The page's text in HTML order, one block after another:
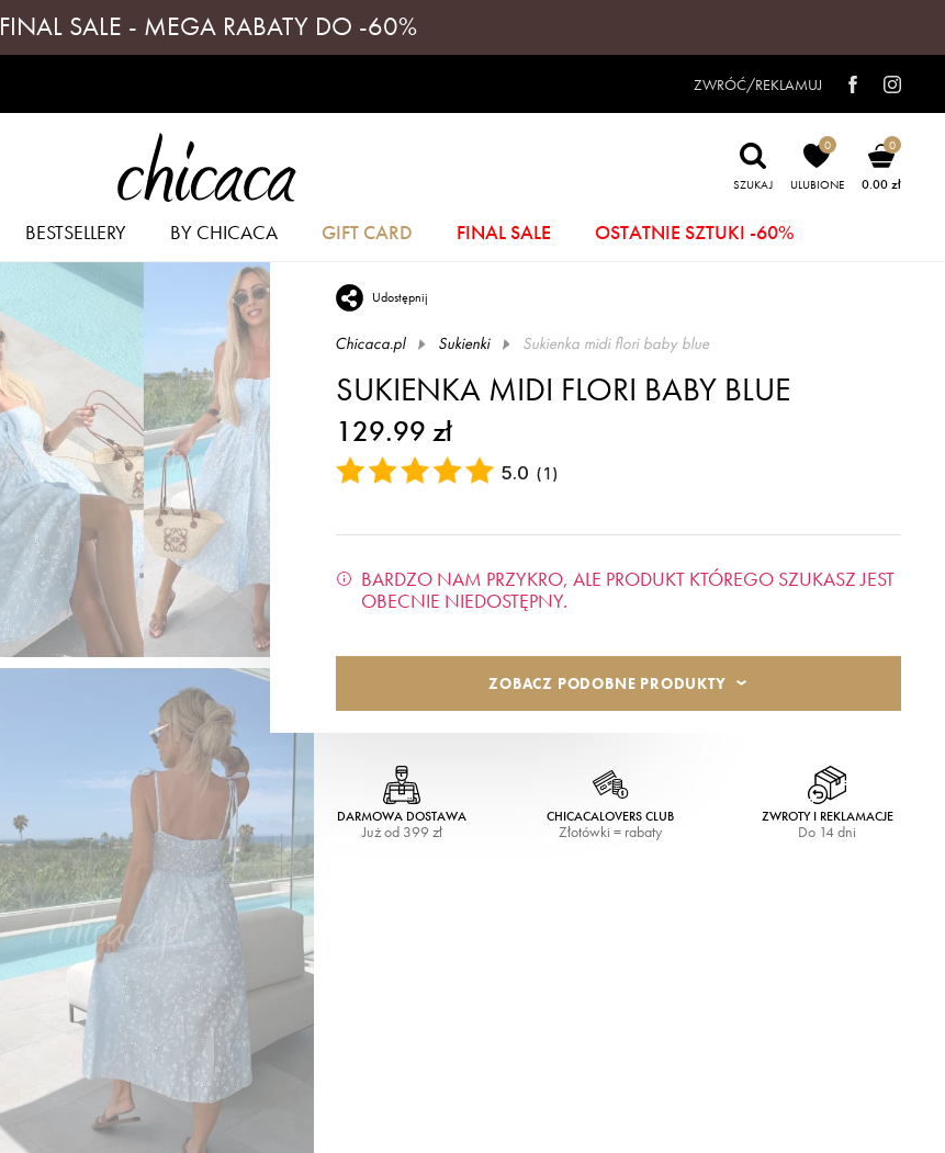
FINAL SALE - MEGA RABATY DO -60%
ZWRÓĆ/REKLAMUJ
SZUKAJ
0
ULUBIONE
0
0.00 zł
BESTSELLERY BY CHICACA GIFT CARD FINAL SALE OSTATNIE SZTUKI -60%
Udostępnij
Chicaca.pl Sukienki sukienka midi flori baby blue
SUKIENKA MIDI FLORI BABY BLUE
129.99 zł
5.0 (1 )
BARDZO NAM PRZYKRO, ALE PRODUKT KTÓREGO SZUKASZ JEST
OBECNIE NIEDOSTĘPNY.
ZOBACZ PODOBNE PRODUKTY
DARMOWA DOSTAWA
Już od 399 zł
CHICACALOVERS CLUB
Złotówki = rabaty
ZWROTY I REKLAMACJE
Do 14 dni